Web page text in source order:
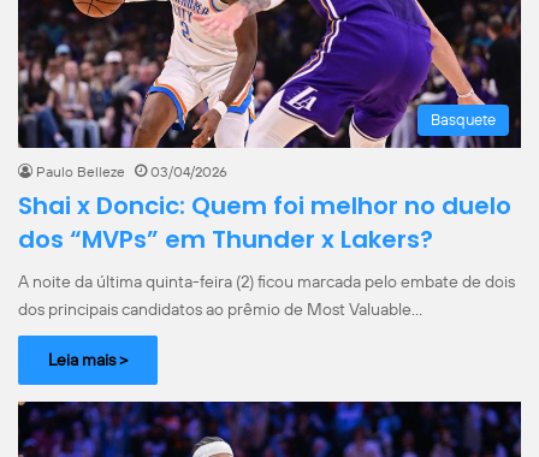
Basquete
Paulo Belleze 03/04/2026
Shai x Doncic: Quem foi melhor no duelo
dos “MVPs” em Thunder x Lakers?
A noite da última quinta-feira (2) ficou marcada pelo embate de dois
dos principais candidatos ao prêmio de Most Valuable…
Leia mais >